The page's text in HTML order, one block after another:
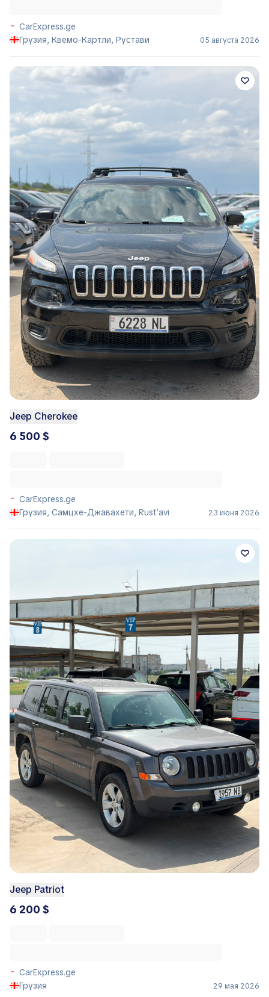
CarExpress.ge
Грузия, Квемо-Картли, Рустави
05 августа 2026
Jeep Cherokee
6 500 $
CarExpress.ge
Грузия, Самцхе-Джавахети, Rust’avi
23 июня 2026
Jeep Patriot
6 200 $
CarExpress.ge
Грузия
29 мая 2026